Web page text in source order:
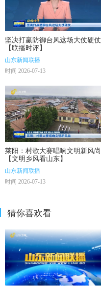
坚决打赢防御台风这场大仗硬仗
【联播时评】
山东新闻联播
时间 2026-07-13
莱阳：村歌大赛唱响文明新风尚
【文明乡风看山东】
山东新闻联播
时间 2026-07-13
猜你喜欢看